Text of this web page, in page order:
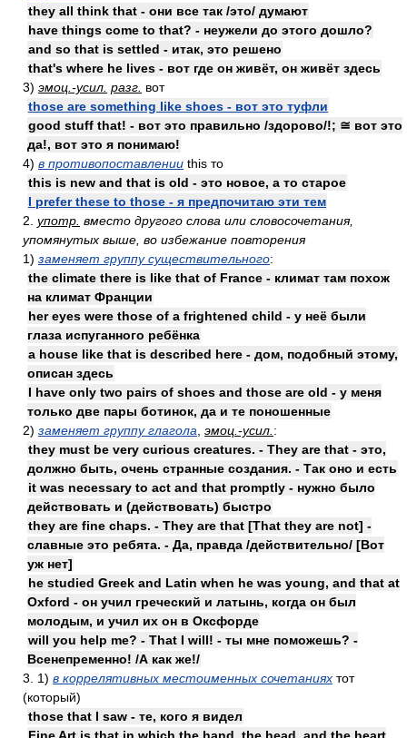
they all think that - они все так /это/ думают
have things come to that? - неужели до этого дошло?
and so that is settled - итак, это решено
that's where he lives - вот где он живёт, он живёт здесь
3) эмоц.-усил. разг. вот
those are something like shoes - вот это туфли
good stuff that! - вот это правильно /здорово/!; ≅ вот это
да!, вот это я понимаю!
4) в противопоставлении this то
this is new and that is old - это новое, а то старое
I prefer these to those - я предпочитаю эти тем
2. употр. вместо другого слова или словосочетания,
упомянутых выше, во избежание повторения
1) заменяет группу существительного:
the climate there is like that of France - климат там похож
на климат Франции
her eyes were those of a frightened child - у неё были
глаза испуганного ребёнка
a house like that is described here - дом, подобный этому,
описан здесь
I have only two pairs of shoes and those are old - у меня
только две пары ботинок, да и те поношенные
2) заменяет группу глагола эмоц.-усил. :
they must be very curious creatures. - They are that - это,
должно быть, очень странные создания. - Так оно и есть
it was necessary to act and that promptly - нужно было
действовать и (действовать) быстро
they are fine chaps. - They are that [That they are not] -
славные это ребята. - Да, правда /действительно/ [Вот
уж нет]
he studied Greek and Latin when he was young, and that at
Oxford - он учил греческий и латынь, когда он был
молодым, и учил их он в Оксфорде
will you help me? - That I will! - ты мне поможешь? -
Всенепременно! /А как же!/
3. 1) в коррелятивных местоименных сочетаниях тот
(который)
those that I saw - те, кого я видел